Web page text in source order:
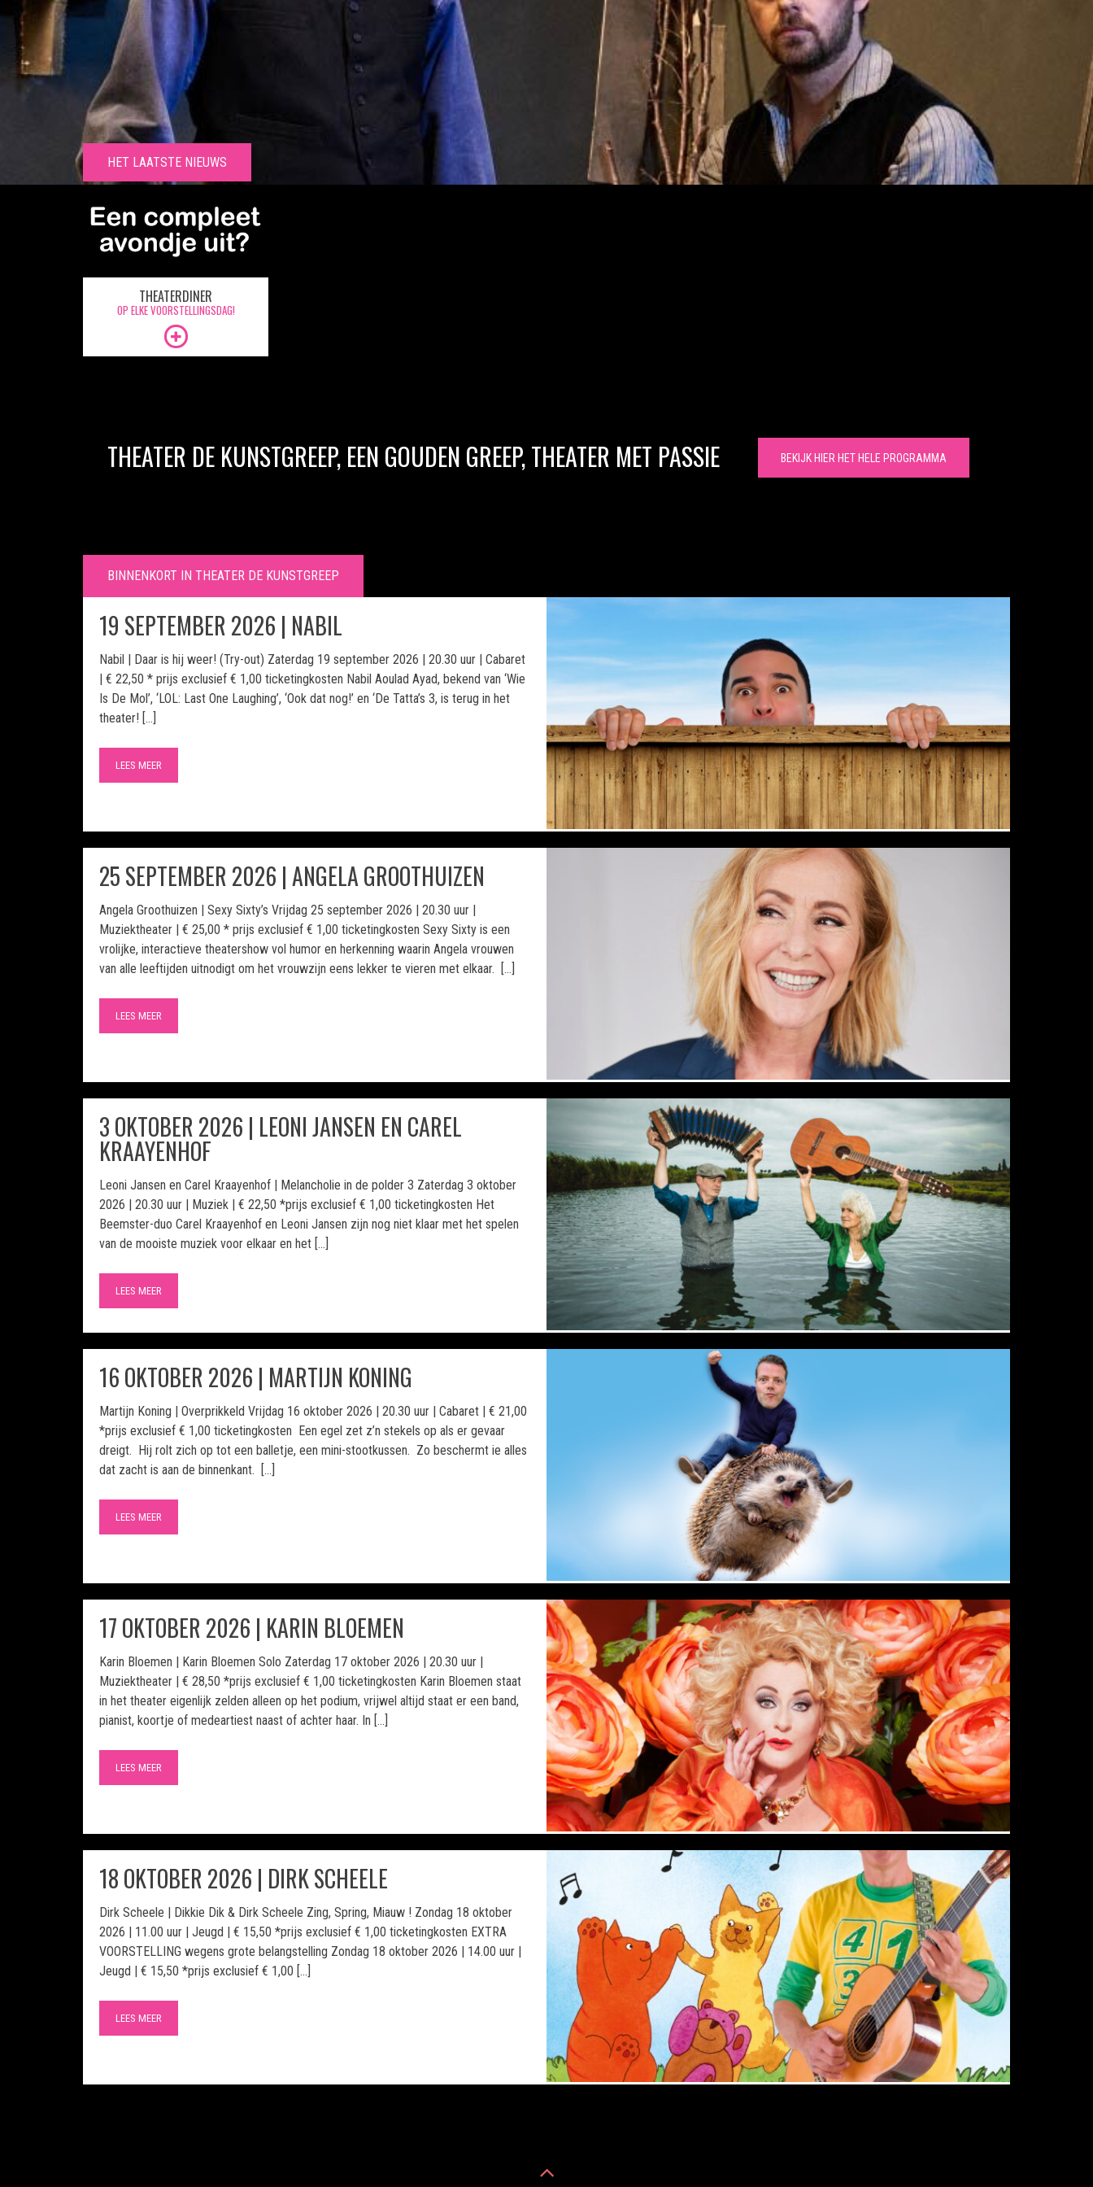
HET LAATSTE NIEUWS
THEATERDINER
OP ELKE VOORSTELLINGSDAG!
THEATER DE KUNSTGREEP, EEN GOUDEN GREEP, THEATER MET PASSIE BEKIJK HIER HET HELE PROGRAMMA
BINNENKORT IN THEATER DE KUNSTGREEP
19 SEPTEMBER 2026 | NABIL
Nabil | Daar is hij weer! (Try-out) Zaterdag 19 september 2026 | 20.30 uur | Cabaret
| € 22,50 * prijs exclusief € 1,00 ticketingkosten Nabil Aoulad Ayad, bekend van ‘Wie
Is De Mol’, ‘LOL: Last One Laughing’, ‘Ook dat nog!’ en ‘De Tatta’s 3, is terug in het
theater! […]
LEES MEER
25 SEPTEMBER 2026 | ANGELA GROOTHUIZEN
Angela Groothuizen | Sexy Sixty’s Vrijdag 25 september 2026 | 20.30 uur |
Muziektheater | € 25,00 * prijs exclusief € 1,00 ticketingkosten Sexy Sixty is een
vrolijke, interactieve theatershow vol humor en herkenning waarin Angela vrouwen
van alle leeftijden uitnodigt om het vrouwzijn eens lekker te vieren met elkaar. […]
LEES MEER
3 OKTOBER 2026 | LEONI JANSEN EN CAREL
KRAAYENHOF
Leoni Jansen en Carel Kraayenhof | Melancholie in de polder 3 Zaterdag 3 oktober
2026 | 20.30 uur | Muziek | € 22,50 *prijs exclusief € 1,00 ticketingkosten Het
Beemster-duo Carel Kraayenhof en Leoni Jansen zijn nog niet klaar met het spelen
van de mooiste muziek voor elkaar en het […]
LEES MEER
16 OKTOBER 2026 | MARTIJN KONING
Martijn Koning | Overprikkeld Vrijdag 16 oktober 2026 | 20.30 uur | Cabaret | € 21,00
*prijs exclusief € 1,00 ticketingkosten Een egel zet z’n stekels op als er gevaar
dreigt. Hij rolt zich op tot een balletje, een mini-stootkussen. Zo beschermt ie alles
dat zacht is aan de binnenkant. […]
LEES MEER
17 OKTOBER 2026 | KARIN BLOEMEN
Karin Bloemen | Karin Bloemen Solo Zaterdag 17 oktober 2026 | 20.30 uur |
Muziektheater | € 28,50 *prijs exclusief € 1,00 ticketingkosten Karin Bloemen staat
in het theater eigenlijk zelden alleen op het podium, vrijwel altijd staat er een band,
pianist, koortje of medeartiest naast of achter haar. In […]
LEES MEER
18 OKTOBER 2026 | DIRK SCHEELE
Dirk Scheele | Dikkie Dik & Dirk Scheele Zing, Spring, Miauw ! Zondag 18 oktober
2026 | 11.00 uur | Jeugd | € 15,50 *prijs exclusief € 1,00 ticketingkosten EXTRA
VOORSTELLING wegens grote belangstelling Zondag 18 oktober 2026 | 14.00 uur |
Jeugd | € 15,50 *prijs exclusief € 1,00 […]
LEES MEER